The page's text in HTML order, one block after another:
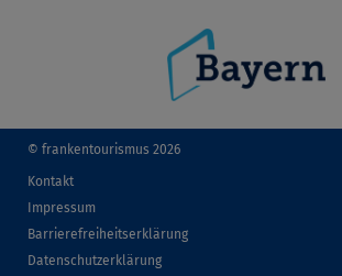
© frankentourismus 2026
Kontakt
Impressum
Barrierefreiheitserklärung
Datenschutzerklärung